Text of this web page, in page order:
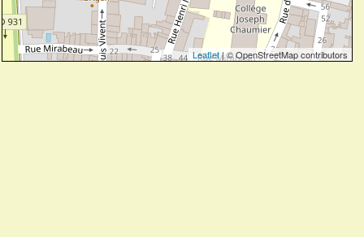
Leaflet| © OpenStreetMap contributors